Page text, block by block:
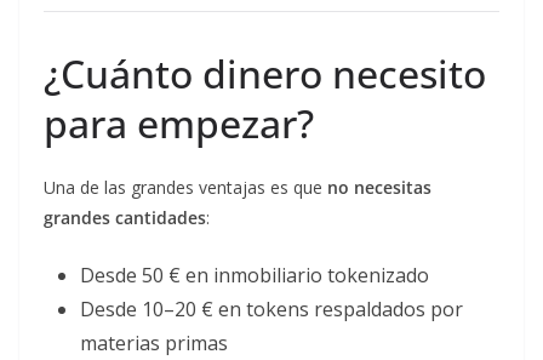
¿Cuánto dinero necesito
para empezar?
Una de las grandes ventajas es que no necesitas
grandes cantidades:
Desde 50 € en inmobiliario tokenizado
Desde 10–20 € en tokens respaldados por
materias primas